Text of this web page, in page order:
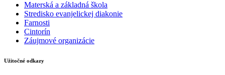
Materská a základná škola
Stredisko evanjelickej diakonie
Farnosti
Cintorín
Záujmové organizácie
Užitočné odkazy